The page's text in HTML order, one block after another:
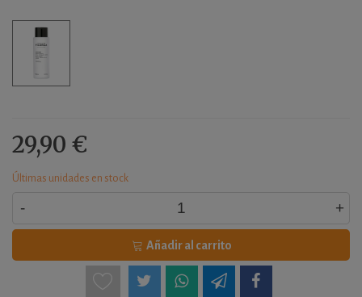
29,90 €
Últimas unidades en stock
- +
Añadir al carrito